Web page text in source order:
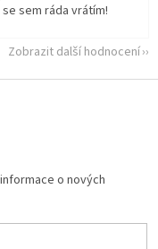
sem ráda vrátím!
Zobrazit další hodnocení
o nových